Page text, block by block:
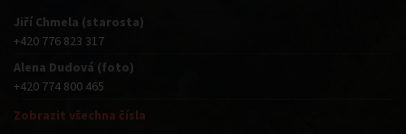
Jiří Chmela (starosta)
+420 776 823 317
Alena Dudová (foto)
+420 774 800 465
Zobrazit všechna čísla